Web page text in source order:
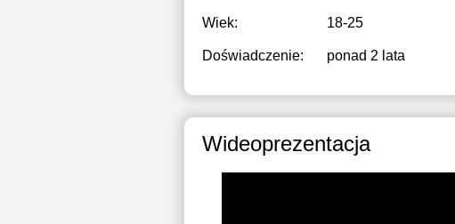
Wiek: 18-25
Doświadczenie: ponad 2 lata
Wideoprezentacja